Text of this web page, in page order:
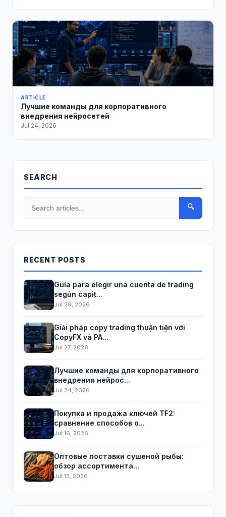
ARTICLE
Лучшие команды для корпоративного
внедрения нейросетей
Jul 24, 2026
SEARCH
🔍
RECENT POSTS
Guía para elegir una cuenta de trading
según capit...
Jul 29, 2026
Giải pháp copy trading thuận tiện với
CopyFX và PA...
Jul 27, 2026
Лучшие команды для корпоративного
внедрения нейрос...
Jul 24, 2026
Покупка и продажа ключей TF2:
сравнение способов о...
Jul 16, 2026
Оптовые поставки сушеной рыбы:
обзор ассортимента...
Jul 13, 2026